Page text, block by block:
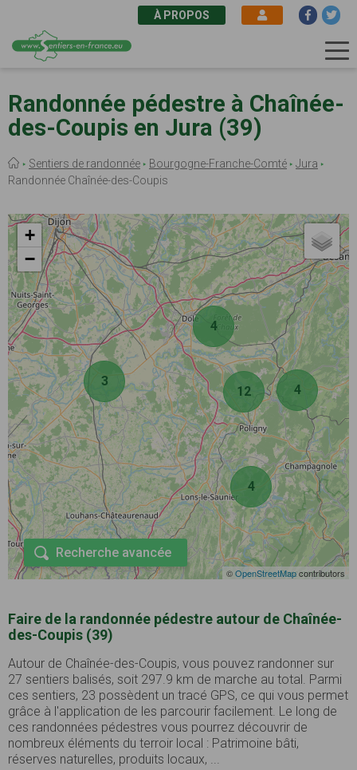
au
contenu
principal
À PROPOS
Randonnée pédestre à Chaînée-
des-Coupis en Jura (39)
Fil
d'Ariane
Sentiers de randonnée Bourgogne-Franche-Comté
Jura
Randonnée Chaînée-des-Coupis
4
3
4
4
12
+
−
©OpenStreetMapcontributors
Recherche avancée
Faire de la randonnée pédestre autour de Chaînée-
des-Coupis (39)
Autour de Chaînée-des-Coupis, vous pouvez randonner sur
27 sentiers balisés, soit 297.9 km de marche au total. Parmi
ces sentiers, 23 possèdent un tracé GPS, ce qui vous permet
grâce à l'application de les parcourir facilement. Le long de
ces randonnées pédestres vous pourrez découvrir de
nombreux éléments du terroir local : Patrimoine bâti,
réserves naturelles, produits locaux, ...